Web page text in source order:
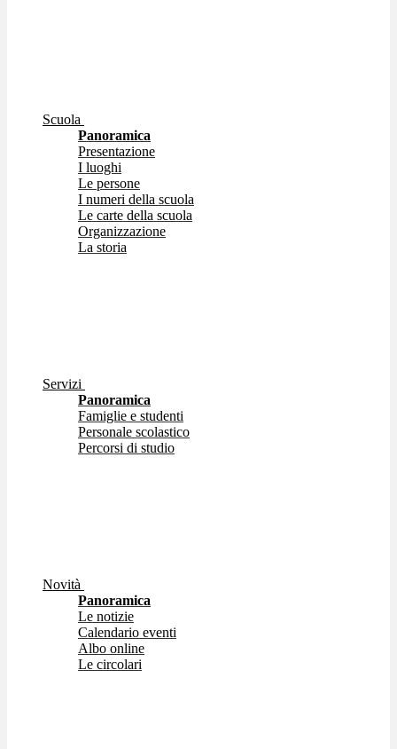
Scuola
Panoramica
Presentazione
I luoghi
Le persone
I numeri della scuola
Le carte della scuola
Organizzazione
La storia
Servizi
Panoramica
Famiglie e studenti
Personale scolastico
Percorsi di studio
Novità
Panoramica
Le notizie
Calendario eventi
Albo online
Le circolari